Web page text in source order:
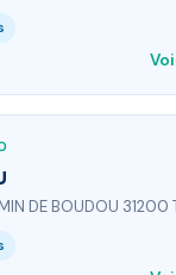
DE BOUDOU 31200